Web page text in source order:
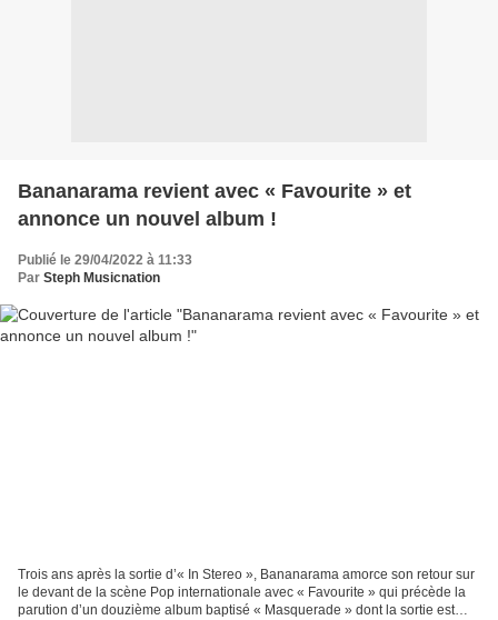
Bananarama revient avec « Favourite » et
annonce un nouvel album !
Publié le 29/04/2022 à 11:33
Par Steph Musicnation
Trois ans après la sortie d’« In Stereo », Bananarama amorce son retour sur
le devant de la scène Pop internationale avec « Favourite » qui précède la
parution d’un douzième album baptisé « Masquerade » dont la sortie est